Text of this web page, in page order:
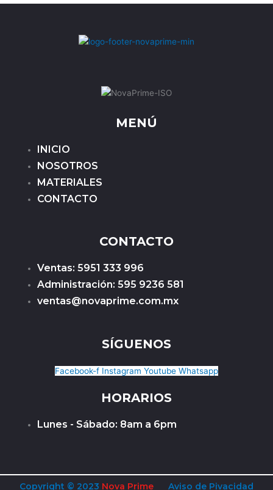
MENÚ
INICIO
NOSOTROS
MATERIALES
CONTACTO
CONTACTO
Ventas: 5951 333 996
Administración: 595 9236 581
ventas@novaprime.com.mx
SÍGUENOS
Facebook-f Instagram Youtube Whatsapp
HORARIOS
Lunes - Sábado: 8am a 6pm
Copyright © 2023 Nova Prime Aviso de Pivacidad